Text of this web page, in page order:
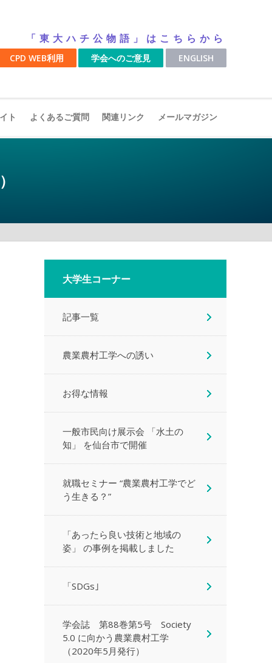
「東大ハチ公物語」はこちらから
CPD WEB利用 学会へのご意見 ENGLISH
ト よくあるご質問 関連リンク メールマガジン
大学生コーナー
記事一覧
農業農村工学への誘い
お得な情報
一般市民向け展示会 「水土の
知」 を仙台市で開催
就職セミナー “農業農村工学でど
う生きる？”
「あったら良い技術と地域の
姿」 の事例を掲載しました
「SDGs｣
学会誌 第88巻第5号 Society
5.0 に向かう農業農村工学
（2020年5月発行）